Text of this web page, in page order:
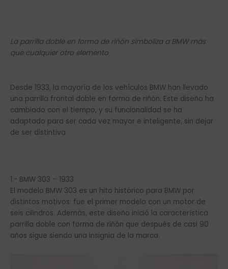
La parrilla doble en forma de riñón simboliza a BMW más
que cualquier otro elemento
Desde 1933, la mayoría de los vehículos BMW han llevado
una parrilla frontal doble en forma de riñón. Este diseño ha
cambiado con el tiempo, y su funcionalidad se ha
adaptado para ser cada vez mayor e inteligente, sin dejar
de ser distintiva.
1.- BMW 303 – 1933
El modelo BMW 303 es un hito histórico para BMW por
distintos motivos: fue el primer modelo con un motor de
seis cilindros. Además, este diseño inició la característica
parrilla doble con forma de riñón que después de casi 90
años sigue siendo una insignia de la marca.